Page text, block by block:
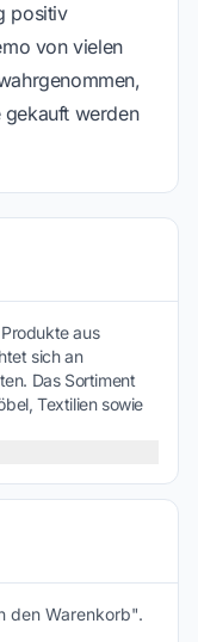
positiv
von vielen
gekauft werden
aus
sich an
Das Sortiment
Textilien sowie
und bestehen
den Warenkorb".